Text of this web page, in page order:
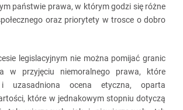
państwie prawa, w którym godzi się różne
oraz priorytety w trosce o dobro
legislacyjnym nie można pomijać granic
w przyjęciu niemoralnego prawa, które
uzasadniona ocena etyczna, oparta
które w jednakowym stopniu dotyczą